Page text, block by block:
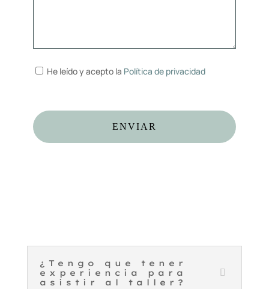
He leído y acepto la Política de privacidad
¿Tengo que tener
experiencia para
asistir al taller?